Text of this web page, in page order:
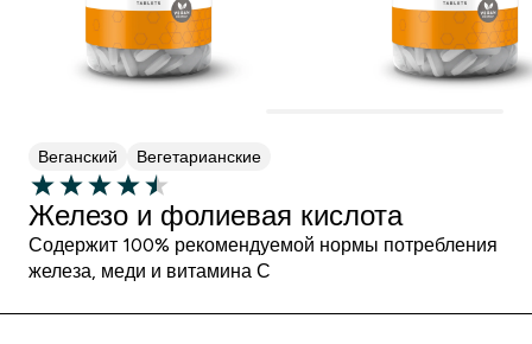
Веганский Вегетарианские
Железо и фолиевая кислота
Содержит 100% рекомендуемой нормы потребления
железа, меди и витамина С